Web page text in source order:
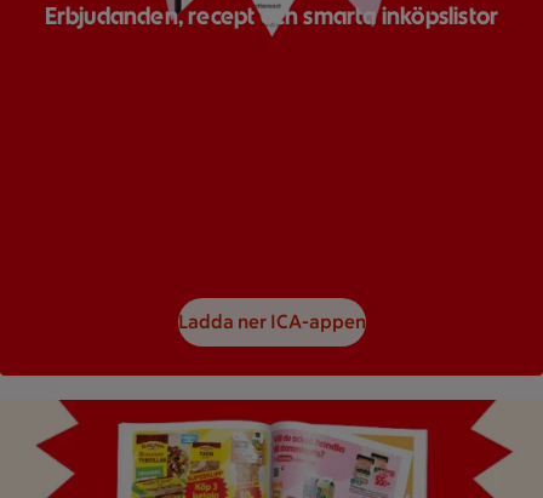
Erbjudanden, recept och smarta inköpslistor
Ladda ner ICA-appen
Bild på ett reklamblad